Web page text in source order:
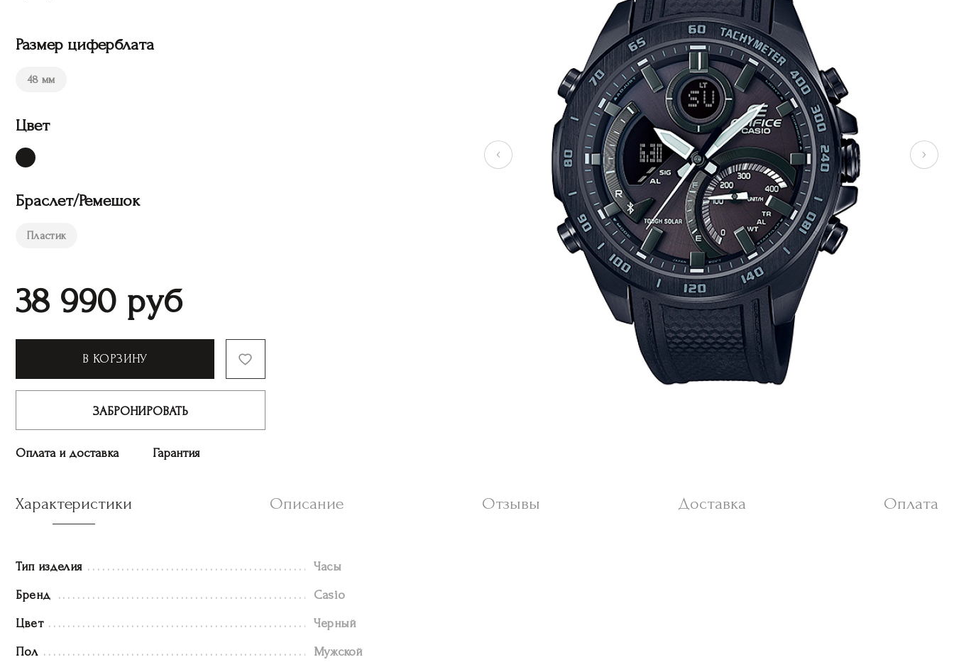
Размер циферблата
48 мм
Цвет
Браслет/Ремешок
Пластик
38 990 руб
В КОРЗИНУ
ЗАБРОНИРОВАТЬ
Оплата и доставка Гарантия
Характеристики Описание Отзывы Доставка Оплата
Тип изделия Часы
Бренд Casio
Цвет Черный
Пол Мужской